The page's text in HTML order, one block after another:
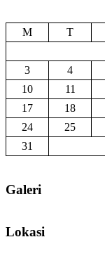
M
T
3
4
10
11
17
18
24
25
31
Galeri
Lokasi